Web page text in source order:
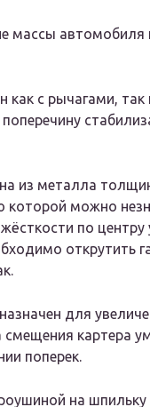
массы
с рычагами, так
из металла
которой можно
по
открутить
для
картера
поперек.
на шпильку